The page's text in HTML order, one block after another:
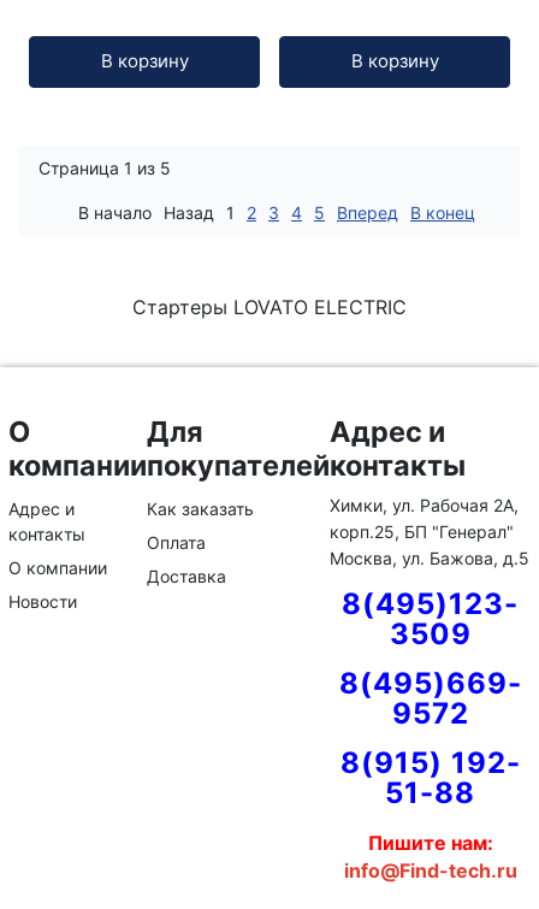
В корзину В корзину
Страница 1 из 5
В начало Назад 1 2 3 4 5 Вперед В конец
Стартеры LOVATO ELECTRIC
О
компании
Адрес и
контакты
О компании
Новости
Для
покупателей
Как заказать
Оплата
Доставка
Адрес и
контакты
Химки, ул. Рабочая 2А,
корп.25, БП "Генерал"
Москва, ул. Бажова, д.5
8(495)123-
3509
8(495)669-
9572
8(915) 192-
51-88
Пишите нам:
info@Find-tech.ru